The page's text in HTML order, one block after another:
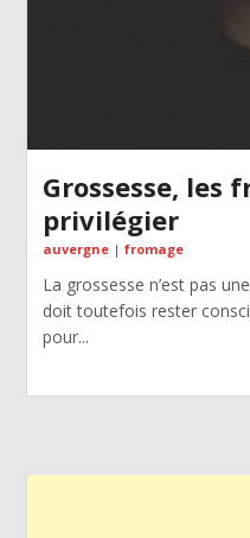
Grossesse, les
privilégier
auvergne| fromage
La grossesse n’est pas
doit toutefois rester
pour...